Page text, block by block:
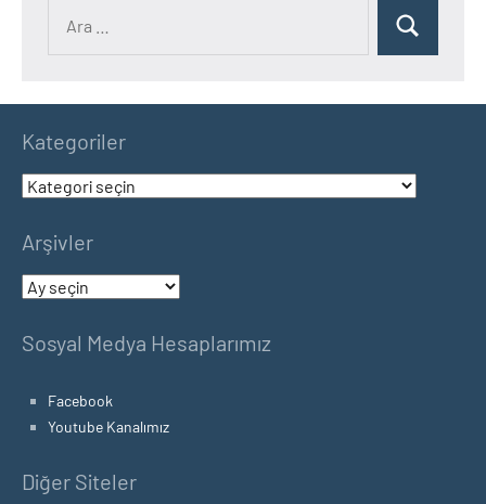
Ara
Kategoriler
Kategoriler
Arşivler
Arşivler
Sosyal Medya Hesaplarımız
Facebook
Youtube Kanalımız
Diğer Siteler